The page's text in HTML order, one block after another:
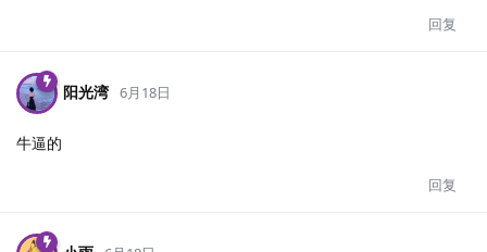
回复
阳光湾 6月18日
牛逼的
回复